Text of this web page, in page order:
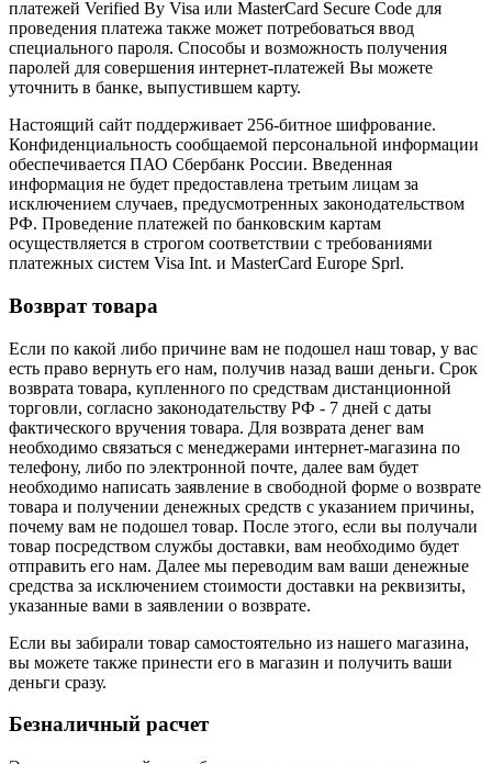
платежей Verified By Visa или MasterCard Secure Code для
проведения платежа также может потребоваться ввод
специального пароля. Способы и возможность получения
паролей для совершения интернет-платежей Вы можете
уточнить в банке, выпустившем карту.
Настоящий сайт поддерживает 256-битное шифрование.
Конфиденциальность сообщаемой персональной информации
обеспечивается ПАО Сбербанк России. Введенная
информация не будет предоставлена третьим лицам за
исключением случаев, предусмотренных законодательством
РФ. Проведение платежей по банковским картам
осуществляется в строгом соответствии с требованиями
платежных систем Visa Int. и MasterCard Europe Sprl.
Возврат товара
Если по какой либо причине вам не подошел наш товар, у вас
есть право вернуть его нам, получив назад ваши деньги. Срок
возврата товара, купленного по средствам дистанционной
торговли, согласно законодательству РФ - 7 дней с даты
фактического вручения товара. Для возврата денег вам
необходимо связаться с менеджерами интернет-магазина по
телефону, либо по электронной почте, далее вам будет
необходимо написать заявление в свободной форме о возврате
товара и получении денежных средств с указанием причины,
почему вам не подошел товар. После этого, если вы получали
товар посредством службы доставки, вам необходимо будет
отправить его нам. Далее мы переводим вам ваши денежные
средства за исключением стоимости доставки на реквизиты,
указанные вами в заявлении о возврате.
Если вы забирали товар самостоятельно из нашего магазина,
вы можете также принести его в магазин и получить ваши
деньги сразу.
Безналичный расчет